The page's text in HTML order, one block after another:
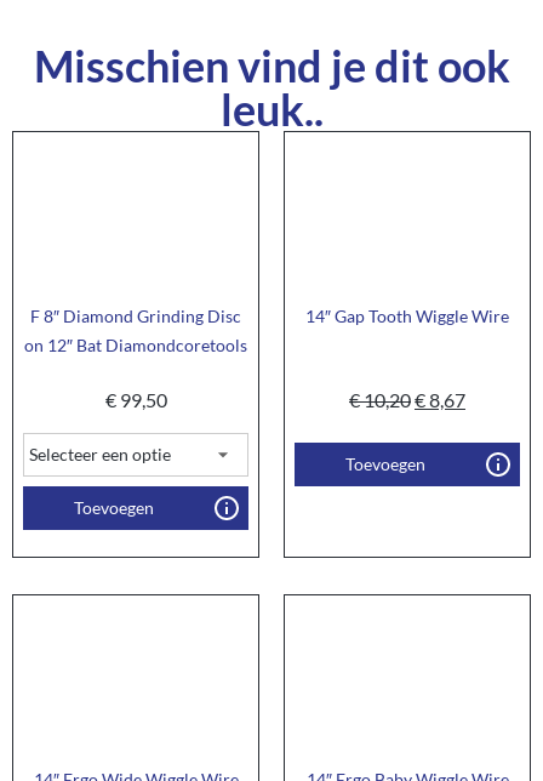
Misschien vind je dit ook
leuk..
F 8″ Diamond Grinding Disc
on 12″ Bat Diamondcoretools
€99,50
Toevoegen
14″ Gap Tooth Wiggle Wire
€10,20€8,67
Toevoegen